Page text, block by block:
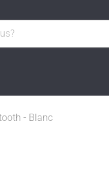
- Blanc